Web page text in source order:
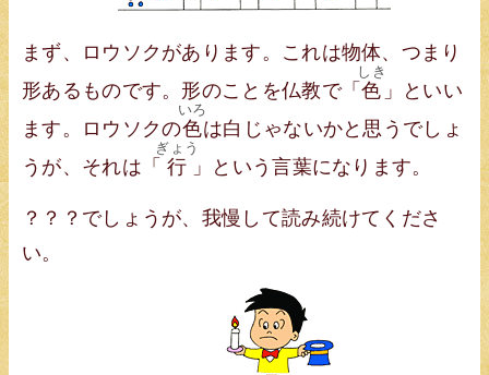
まず、ロウソクがあります。これは物体、つまり
形あるものです。形のことを仏教で「色
しき
」といい
ます。ロウソクの色
いろ
は白じゃないかと思うでしょ
うが、それは「 行
ぎょう
」という言葉になります。
？？？でしょうが、我慢して読み続けてくださ
い。